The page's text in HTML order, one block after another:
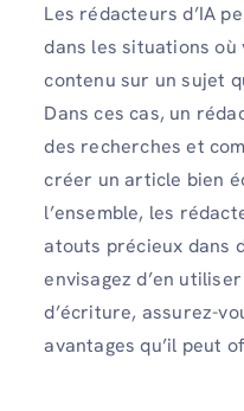
Les rédacteurs d’IA
dans les situations où
contenu sur un sujet
Dans ces cas, un
des recherches et
créer un article bien
l’ensemble, les
atouts précieux dans
envisagez d’en
d’écriture, assurez-
avantages qu’il peut